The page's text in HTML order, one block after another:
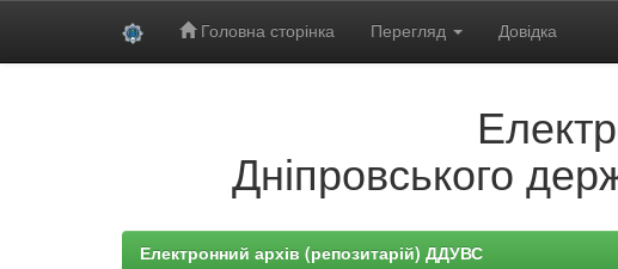
Головна сторінка Перегляд Довідка
Дніпровського
Електронний архів (репозитарій) ДДУВС